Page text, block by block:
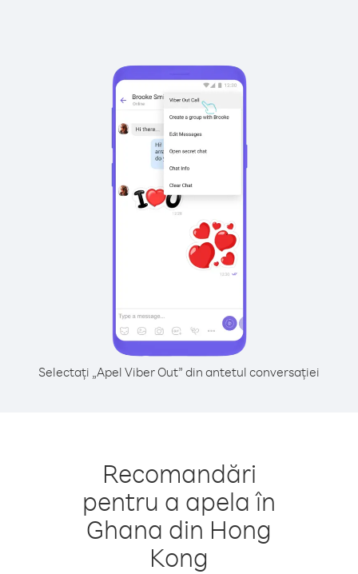
Selectați „Apel Viber Out” din antetul conversației
Recomandări
pentru a apela în
Ghana din Hong
Kong